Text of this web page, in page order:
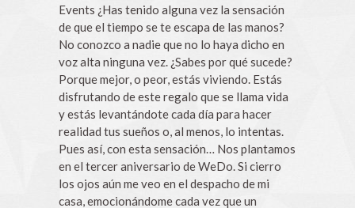
Events ¿Has tenido alguna vez la sensación
de que el tiempo se te escapa de las manos?
No conozco a nadie que no lo haya dicho en
voz alta ninguna vez. ¿Sabes por qué sucede?
Porque mejor, o peor, estás viviendo. Estás
disfrutando de este regalo que se llama vida
y estás levantándote cada día para hacer
realidad tus sueños o, al menos, lo intentas.
Pues así, con esta sensación… Nos plantamos
en el tercer aniversario de WeDo. Si cierro
los ojos aún me veo en el despacho de mi
casa, emocionándome cada vez que un